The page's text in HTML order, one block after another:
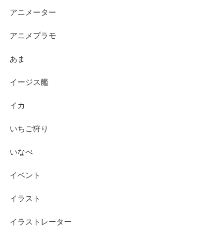
アニメーター
アニメプラモ
あま
イージス艦
イカ
いちご狩り
いなべ
イベント
イラスト
イラストレーター